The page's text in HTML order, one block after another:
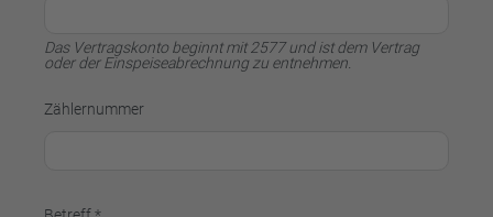
Das Vertragskonto beginnt mit 2577 und ist dem Vertrag
oder der Einspeiseabrechnung zu entnehmen.
Zählernummer